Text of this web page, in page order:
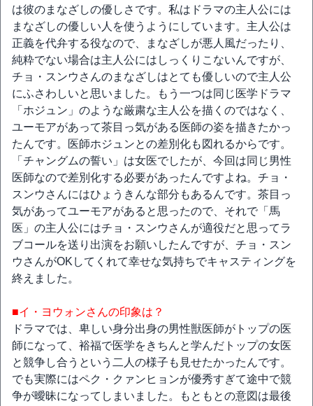
は彼のまなざしの優しさです。私はドラマの主人公には
まなざしの優しい人を使うようにしています。主人公は
正義を代弁する役なので、まなざしが悪人風だったり、
純粋でない場合は主人公にはしっくりこないんですが、
チョ・スンウさんのまなざしはとても優しいので主人公
にふさわしいと思いました。もう一つは同じ医学ドラマ
「ホジュン」のような厳粛な主人公を描くのではなく、
ユーモアがあって茶目っ気がある医師の姿を描きたかっ
たんです。医師ホジュンとの差別化も図れるからです。
「チャングムの誓い」は女医でしたが、今回は同じ男性
医師なので差別化する必要があったんですよね。チョ・
スンウさんにはひょうきんな部分もあるんです。茶目っ
気があってユーモアがあると思ったので、それで「馬
医」の主人公にはチョ・スンウさんが適役だと思ってラ
ブコールを送り出演をお願いしたんですが、チョ・スン
ウさんがOKしてくれて幸せな気持ちでキャスティングを
終えました。
■イ・ヨウォンさんの印象は？
ドラマでは、卑しい身分出身の男性獣医師がトップの医
師になって、裕福で医学をきちんと学んだトップの女医
と競争し合うという二人の様子も見せたかったんです。
でも実際にはペク・クァンヒョンが優秀すぎて途中で競
争が曖昧になってしまいました。もともとの意図は最後